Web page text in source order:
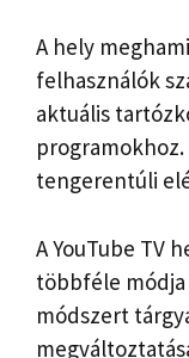
A hely
felhasználók
aktuális
programokhoz.
tengerentúli
A YouTube TV
többféle módja
módszert